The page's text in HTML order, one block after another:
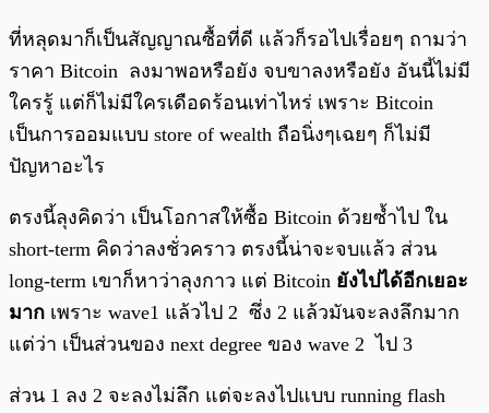
ที่หลุดมาก็เป็นสัญญาณซื้อที่ดี แล้วก็รอไปเรื่อยๆ ถามว่า
ราคา Bitcoin ลงมาพอหรือยัง จบขาลงหรือยัง อันนี้ไม่มี
ใครรู้ แต่ก็ไม่มีใครเดือดร้อนเท่าไหร่ เพราะ Bitcoin
เป็นการออมแบบ store of wealth ถือนิ่งๆเฉยๆ ก็ไม่มี
ปัญหาอะไร
ตรงนี้ลุงคิดว่า เป็นโอกาสให้ซื้อ Bitcoin ด้วยซ้ำไป ใน
short-term คิดว่าลงชั่วคราว ตรงนี้น่าจะจบแล้ว ส่วน
long-term เขาก็หาว่าลุงกาว แต่ Bitcoin ยังไปได้อีกเยอะ
มาก เพราะ wave1 แล้วไป 2 ซึ่ง 2 แล้วมันจะลงลึกมาก
แต่ว่า เป็นส่วนของ next degree ของ wave 2 ไป 3
ส่วน 1 ลง 2 จะลงไม่ลึก แต่จะลงไปแบบ running flash